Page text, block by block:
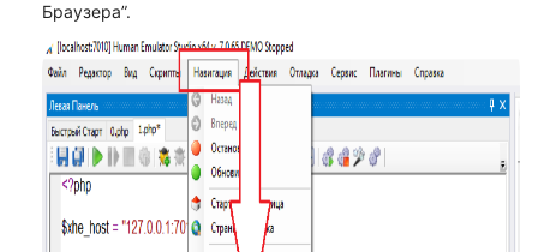
Браузера”.